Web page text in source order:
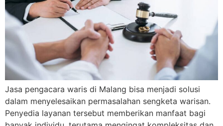
Jasa pengacara waris di Malang bisa menjadi solusi
dalam menyelesaikan permasalahan sengketa warisan.
Penyedia layanan tersebut memberikan manfaat bagi